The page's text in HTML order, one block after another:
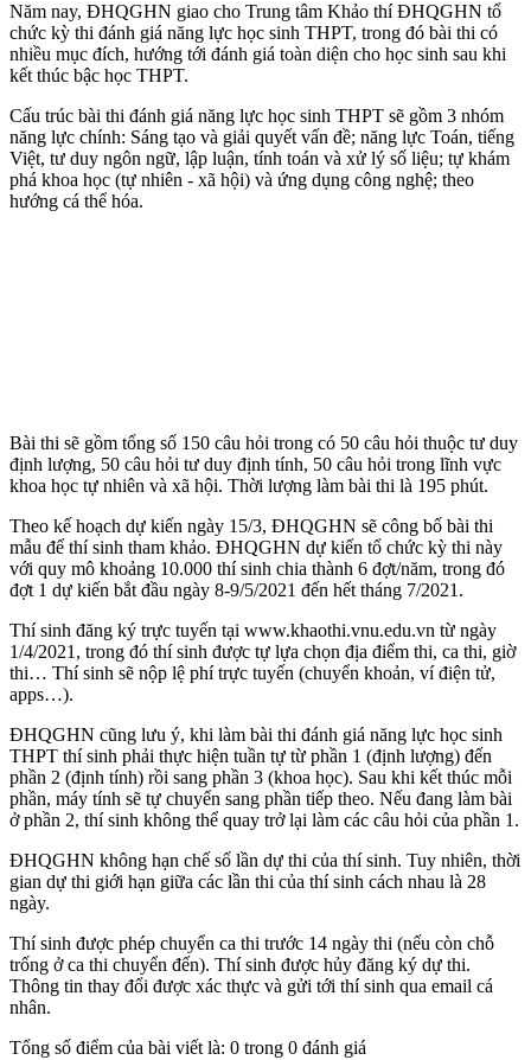
Năm nay, ĐHQGHN giao cho Trung tâm Khảo thí ĐHQGHN tổ
chức kỳ thi đánh giá năng lực học sinh THPT, trong đó bài thi có
nhiều mục đích, hướng tới đánh giá toàn diện cho học sinh sau khi
kết thúc bậc học THPT.
Cấu trúc bài thi đánh giá năng lực học sinh THPT sẽ gồm 3 nhóm
năng lực chính: Sáng tạo và giải quyết vấn đề; năng lực Toán, tiếng
Việt, tư duy ngôn ngữ, lập luận, tính toán và xử lý số liệu; tự khám
phá khoa học (tự nhiên - xã hội) và ứng dụng công nghệ; theo
hướng cá thể hóa.
Bài thi sẽ gồm tổng số 150 câu hỏi trong có 50 câu hỏi thuộc tư duy
định lượng, 50 câu hỏi tư duy định tính, 50 câu hỏi trong lĩnh vực
khoa học tự nhiên và xã hội. Thời lượng làm bài thi là 195 phút.
Theo kế hoạch dự kiến ngày 15/3, ĐHQGHN sẽ công bố bài thi
mẫu để thí sinh tham khảo. ĐHQGHN dự kiến tổ chức kỳ thi này
với quy mô khoảng 10.000 thí sinh chia thành 6 đợt/năm, trong đó
đợt 1 dự kiến bắt đầu ngày 8-9/5/2021 đến hết tháng 7/2021.
Thí sinh đăng ký trực tuyến tại www.khaothi.vnu.edu.vn từ ngày
1/4/2021, trong đó thí sinh được tự lựa chọn địa điểm thi, ca thi, giờ
thi… Thí sinh sẽ nộp lệ phí trực tuyến (chuyển khoản, ví điện tử,
apps…).
ĐHQGHN cũng lưu ý, khi làm bài thi đánh giá năng lực học sinh
THPT thí sinh phải thực hiện tuần tự từ phần 1 (định lượng) đến
phần 2 (định tính) rồi sang phần 3 (khoa học). Sau khi kết thúc mỗi
phần, máy tính sẽ tự chuyển sang phần tiếp theo. Nếu đang làm bài
ở phần 2, thí sinh không thể quay trở lại làm các câu hỏi của phần 1.
ĐHQGHN không hạn chế số lần dự thi của thí sinh. Tuy nhiên, thời
gian dự thi giới hạn giữa các lần thi của thí sinh cách nhau là 28
ngày.
Thí sinh được phép chuyển ca thi trước 14 ngày thi (nếu còn chỗ
trống ở ca thi chuyển đến). Thí sinh được hủy đăng ký dự thi.
Thông tin thay đổi được xác thực và gửi tới thí sinh qua email cá
nhân.
Tổng số điểm của bài viết là: 0 trong 0 đánh giá